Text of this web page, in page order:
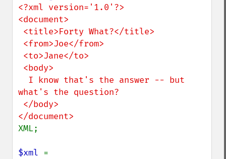
<?xml version='1.0'?>
<document>
what's the question?
XML;
$xml